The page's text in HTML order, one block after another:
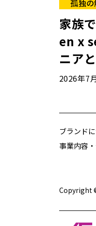
孤独の
家族
en x
ニア
2026年7
ブランド
事業内容
Copyright